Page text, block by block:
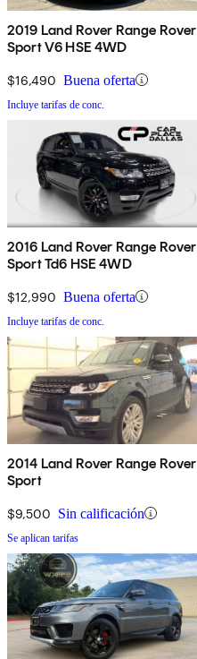
2019 Land Rover Range Rover
Sport V6 HSE 4WD
$16,490 Buena oferta
Incluye tarifas de conc.
2016 Land Rover Range Rover
Sport Td6 HSE 4WD
$12,990 Buena oferta
Incluye tarifas de conc.
2014 Land Rover Range Rover
Sport
$9,500 Sin calificación
Se aplican tarifas